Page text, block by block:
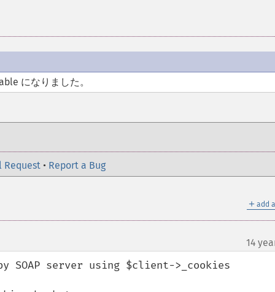
になりました。
Request • Report a Bug
＋ add
14
SOAP server using $client->_cookies